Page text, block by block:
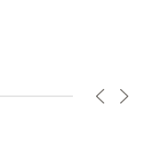
₸
₸